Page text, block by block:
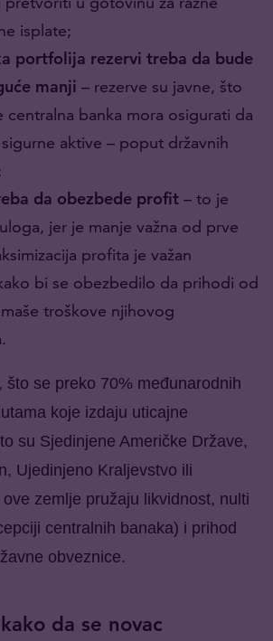
isplate;
portfolija rezervi treba da bude
manji – rezerve su javne, što
centralna banka mora osigurati da
aktive – poput državnih
da obezbede profit – to je
jer je manje važna od prve
profita je važan
bi se obezbedilo da prihodi od
troškove njihovog
što se preko 70% međunarodnih
koje izdaju uticajne
su Sjedinjene Američke Države,
Ujedinjeno Kraljevstvo ili
zemlje pružaju likvidnost, nulti
centralnih banaka) i prihod
obveznice.
da se novac